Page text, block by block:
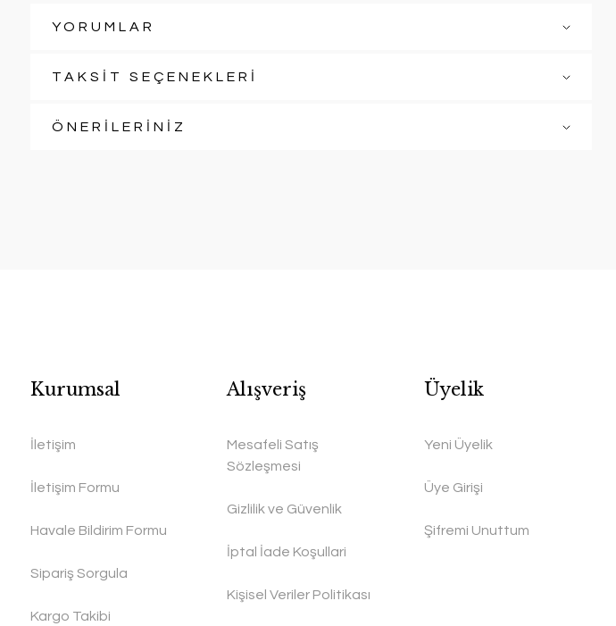
YORUMLAR
TAKSİT SEÇENEKLERİ
ÖNERİLERİNİZ
Kurumsal
İletişim
İletişim Formu
Havale Bildirim Formu
Sipariş Sorgula
Kargo Takibi
Alışveriş
Mesafeli Satış
Sözleşmesi
Gizlilik ve Güvenlik
İptal İade Koşullari
Kişisel Veriler Politikası
Üyelik
Yeni Üyelik
Üye Girişi
Şifremi Unuttum